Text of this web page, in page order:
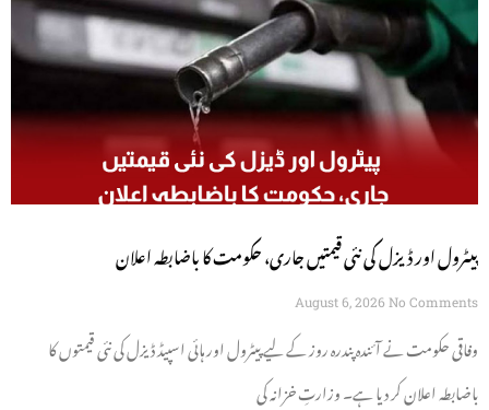
پیٹرول اور ڈیزل کی نئی قیمتیں جاری، حکومت کا باضابطہ اعلان
August 6, 2026 No Comments
وفاقی حکومت نے آئندہ پندرہ روز کے لیے پیٹرول اور ہائی اسپیڈ ڈیزل کی نئی قیمتوں کا
باضابطہ اعلان کر دیا ہے۔ وزارتِ خزانہ کی